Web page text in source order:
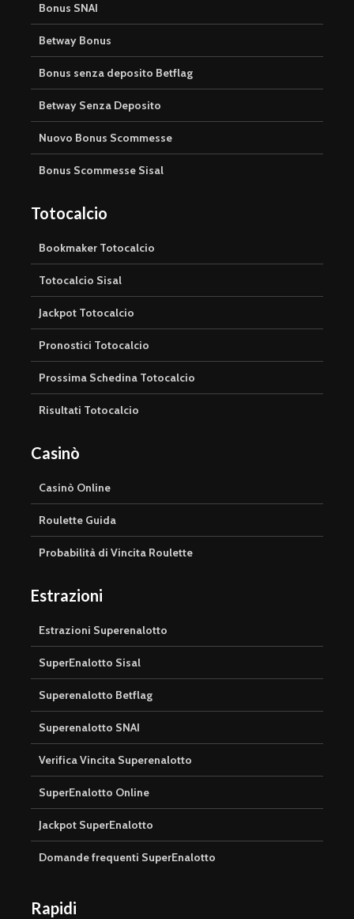
Bonus SNAI
Betway Bonus
Bonus senza deposito Betflag
Betway Senza Deposito
Nuovo Bonus Scommesse
Bonus Scommesse Sisal
Totocalcio
Bookmaker Totocalcio
Totocalcio Sisal
Jackpot Totocalcio
Pronostici Totocalcio
Prossima Schedina Totocalcio
Risultati Totocalcio
Casinò
Casinò Online
Roulette Guida
Probabilità di Vincita Roulette
Estrazioni
Estrazioni Superenalotto
SuperEnalotto Sisal
Superenalotto Betflag
Superenalotto SNAI
Verifica Vincita Superenalotto
SuperEnalotto Online
Jackpot SuperEnalotto
Domande frequenti SuperEnalotto
Rapidi